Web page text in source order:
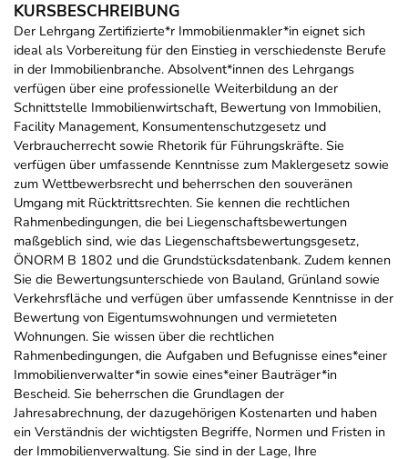
KURSBESCHREIBUNG
Der Lehrgang Zertifizierte*r Immobilienmakler*in eignet sich
ideal als Vorbereitung für den Einstieg in verschiedenste Berufe
in der Immobilienbranche. Absolvent*innen des Lehrgangs
verfügen über eine professionelle Weiterbildung an der
Schnittstelle Immobilienwirtschaft, Bewertung von Immobilien,
Facility Management, Konsumentenschutzgesetz und
Verbraucherrecht sowie Rhetorik für Führungskräfte. Sie
verfügen über umfassende Kenntnisse zum Maklergesetz sowie
zum Wettbewerbsrecht und beherrschen den souveränen
Umgang mit Rücktrittsrechten. Sie kennen die rechtlichen
Rahmenbedingungen, die bei Liegenschaftsbewertungen
maßgeblich sind, wie das Liegenschaftsbewertungsgesetz,
ÖNORM B 1802 und die Grundstücksdatenbank. Zudem kennen
Sie die Bewertungsunterschiede von Bauland, Grünland sowie
Verkehrsfläche und verfügen über umfassende Kenntnisse in der
Bewertung von Eigentumswohnungen und vermieteten
Wohnungen. Sie wissen über die rechtlichen
Rahmenbedingungen, die Aufgaben und Befugnisse eines*einer
Immobilienverwalter*in sowie eines*einer Bauträger*in
Bescheid. Sie beherrschen die Grundlagen der
Jahresabrechnung, der dazugehörigen Kostenarten und haben
ein Verständnis der wichtigsten Begriffe, Normen und Fristen in
der Immobilienverwaltung. Sie sind in der Lage, Ihre